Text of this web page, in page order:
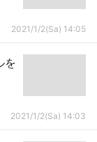
2021/1/2(Sa) 14:05
を
2021/1/2(Sa) 14:03